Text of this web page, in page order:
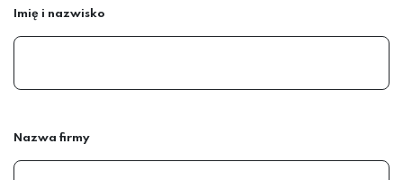
Imię i nazwisko
Nazwa firmy